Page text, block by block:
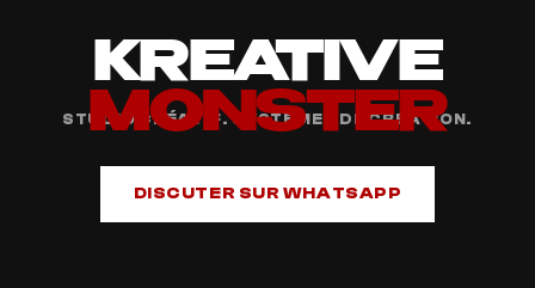
KREATIVE
MONSTER
STUDIO CRÉATIF. SYSTÈMES DE CRÉATION.
DISCUTER SUR WHATSAPP